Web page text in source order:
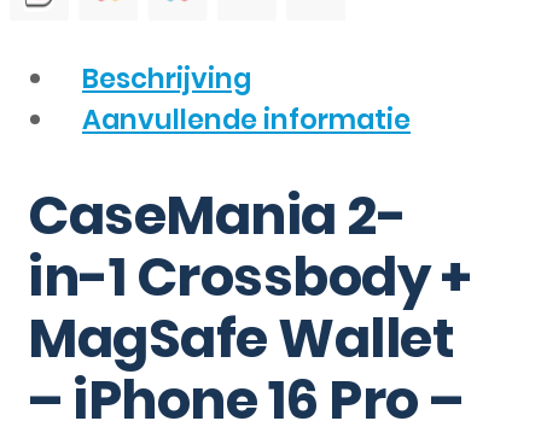
Beschrijving
Aanvullende informatie
CaseMania 2-
in-1 Crossbody +
MagSafe Wallet
– iPhone 16 Pro –